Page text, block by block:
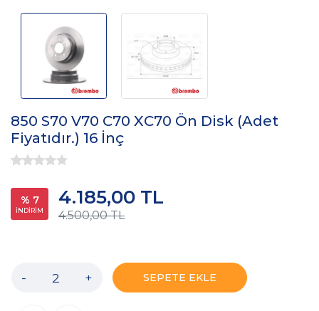
850 S70 V70 C70 XC70 Ön Disk (Adet
Fiyatıdır.) 16 İnç
% 7
İNDİRİM 4.500,00 TL
4.185,00 TL
- + SEPETE EKLE